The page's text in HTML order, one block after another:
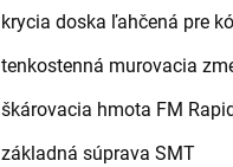
krycia doska ľahčená pre
tenkostenná murovacia
škárovacia hmota FM
základná súprava SMT